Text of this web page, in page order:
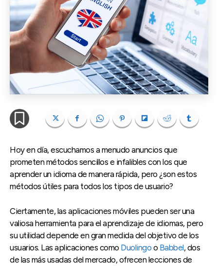
Hoy en día, escuchamos a menudo anuncios que
prometen métodos sencillos e infalibles con los que
aprender un idioma de manera rápida, pero ¿son estos
métodos útiles para todos los tipos de usuario?
Ciertamente, las aplicaciones móviles pueden ser una
valiosa herramienta para el aprendizaje de idiomas, pero
su utilidad depende en gran medida del objetivo de los
usuarios. Las aplicaciones como Duolingo o Babbel, dos
de las más usadas del mercado, ofrecen lecciones de